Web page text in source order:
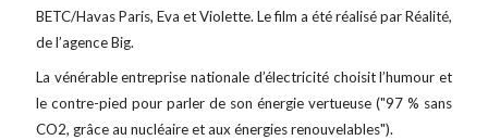
BETC/Havas Paris, Eva et Violette. Le film a été réalisé par Réalité,
de l’agence Big.
La vénérable entreprise nationale d’électricité choisit l’humour et
le contre-pied pour parler de son énergie vertueuse ("97 % sans
CO2, grâce au nucléaire et aux énergies renouvelables").